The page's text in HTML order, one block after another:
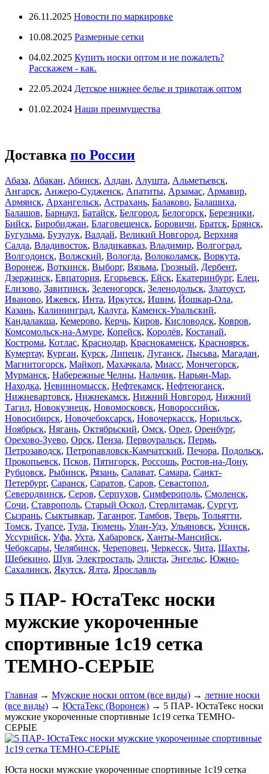
26.11.2025 Новости по маркировке
10.08.2025 Размерные сетки
04.02.2025 Купить носки оптом и не пожалеть?
Расскажем - как.
22.05.2024 Детское нижнее белье и трикотаж оптом
01.02.2024 Наши преимущества
Доставка по России
Абаза, Абакан, Абинск, Алдан, Алушта, Альметьевск,
Ангарск, Анжеро-Судженск, Апатиты, Арзамас, Армавир,
Армянск, Архангельск, Астрахань, Балаково, Балашиха,
Балашов, Барнаул, Батайск, Белгород, Белогорск, Березники,
Бийск, Биробиджан, Благовещенск, Боровичи, Братск, Брянск,
Бугульма, Бузулук, Валдай, Великий Новгород, Верхняя
Салда, Владивосток, Владикавказ, Владимир, Волгоград,
Волгодонск, Волжский, Вологда, Волоколамск, Воркута,
Воронеж, Воткинск, Выборг, Вязьма, Грозный, Дербент,
Дзержинск, Евпатория, Егорьевск, Ейск, Екатеринбург, Елец,
Елизово, Завитинск, Зеленогорск, Зеленодольск, Златоуст,
Иваново, Ижевск, Инта, Иркутск, Ишим, Йошкар-Ола,
Казань, Калининград, Калуга, Каменск-Уральский,
Кандалакша, Кемерово, Керчь, Киров, Кисловодск, Ковров,
Комсомольск-на-Амуре, Копейск, Королёв, Костанай,
Кострома, Котлас, Краснодар, Краснокаменск, Красноярск,
Кумертау, Курган, Курск, Липецк, Луганск, Лысьва, Магадан,
Магнитогорск, Майкоп, Махачкала, Миасс, Мончегорск,
Мурманск, Набережные Челны, Нальчик, Нарьян-Мар,
Находка, Невинномысск, Нефтекамск, Нефтеюганск,
Нижневартовск, Нижнекамск, Нижний Новгород, Нижний
Тагил, Новокузнецк, Новомосковск, Новороссийск,
Новосибирск, Новочебоксарск, Новочеркасск, Норильск,
Ноябрьск, Нягань, Октябрьский, Омск, Орел, Оренбург,
Орехово-Зуево, Орск, Пенза, Первоуральск, Пермь,
Петрозаводск, Петропавловск-Камчатский, Печора, Подольск,
Прокопьевск, Псков, Пятигорск, Россошь, Ростов-на-Дону,
Рубцовск, Рыбинск, Рязань, Салават, Самара, Санкт-
Петербург, Саранск, Саратов, Саров, Севастопол,
Северодвинск, Серов, Серпухов, Симферополь, Смоленск,
Сочи, Ставрополь, Старый Оскол, Стерлитамак, Сургут,
Сызрань, Сыктывкар, Таганрог, Тамбов, Тверь, Тольятти,
Томск, Туапсе, Тула, Тюмень, Улан-Удэ, Ульяновск, Усинск,
Уссурийск, Уфа, Ухта, Хабаровск, Ханты-Мансийск,
Чебоксары, Челябинск, Череповец, Черкесск, Чита, Шахты,
Шебекино, Шуя, Электросталь, Элиста, Энгельс, Южно-
Сахалинск, Якутск, Ялта, Ярославль
5 ПАР- ЮстаТекс носки
мужские укороченные
спортивные 1с19 сетка
ТЕМНО-СЕРЫЕ
Главная → Мужские носки оптом (все виды) → летние носки
(все виды) → ЮстаТекс (Воронеж) → 5 ПАР- ЮстаТекс носки
мужские укороченные спортивные 1с19 сетка ТЕМНО-
СЕРЫЕ
Юста носки мужские укороченные спортивные 1с19 сетка